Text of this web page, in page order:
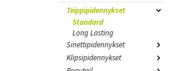
Teippipidennykset
Standard
Long Lasting
Sinettipidennykset
Klipsipidennykset